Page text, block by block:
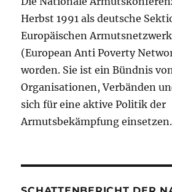
Herbst 1991 als deutsche
Europäischen
(European Anti Poverty
worden. Sie ist ein Bündnis von
Organisationen, Verbänden
sich für eine aktive Politik der
Armutsbekämpfung einsetzen.